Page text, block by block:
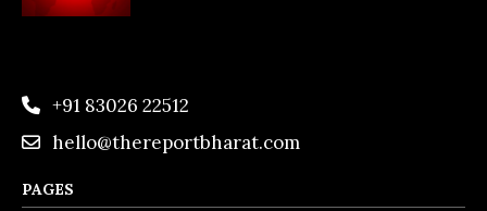
+91 83026 22512
hello@thereportbharat.com
PAGES